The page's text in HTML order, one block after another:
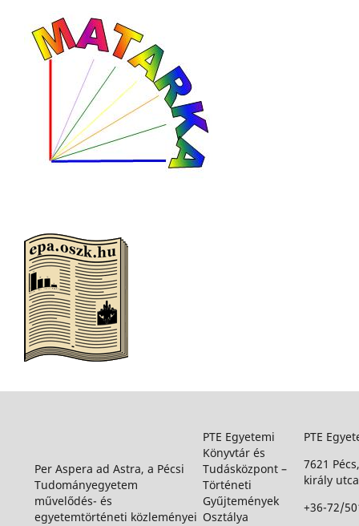
Per Aspera ad Astra, a Pécsi
Tudományegyetem
művelődés- és
egyetemtörténeti közleményei
PTE Egyetemi
Könyvtár és
Tudásközpont –
Történeti
Gyűjtemények
Osztálya
PTE
7621
király
+36-72/